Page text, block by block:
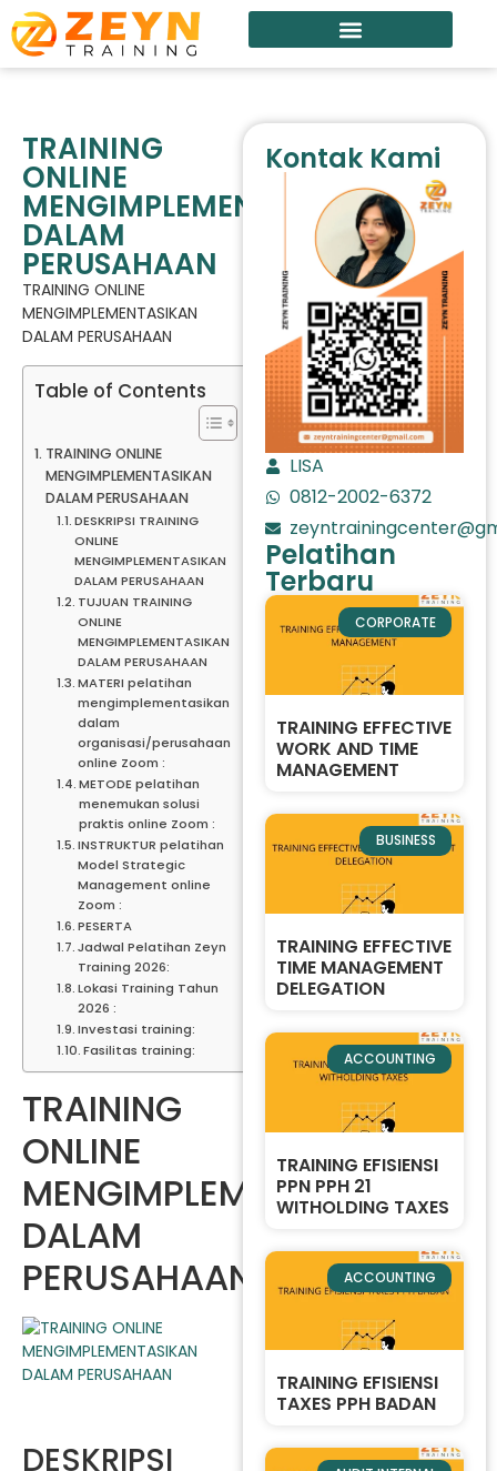
TRAINING
ONLINE
MENGIMPLEMENTASIKAN
DALAM
PERUSAHAAN
TRAINING ONLINE
MENGIMPLEMENTASIKAN
DALAM PERUSAHAAN
Table of Contents
TRAINING ONLINE
MENGIMPLEMENTASIKAN
DALAM PERUSAHAAN
DESKRIPSI TRAINING
ONLINE
MENGIMPLEMENTASIKAN
DALAM PERUSAHAAN
TUJUAN TRAINING
ONLINE
MENGIMPLEMENTASIKAN
DALAM PERUSAHAAN
MATERI pelatihan
mengimplementasikan
dalam
organisasi/perusahaan
online Zoom :
METODE pelatihan
menemukan solusi
praktis online Zoom :
INSTRUKTUR pelatihan
Model Strategic
Management online
Zoom :
PESERTA
Jadwal Pelatihan Zeyn
Training 2026:
Lokasi Training Tahun
2026 :
Investasi training:
Fasilitas training:
TRAINING
ONLINE
MENGIMPLEMENTASIKAN
DALAM
PERUSAHAAN
DESKRIPSI
Kontak Kami
LISA
0812-2002-6372
Pelatihan
Terbaru
CORPORATE
TRAINING EFFECTIVE
WORK AND TIME
MANAGEMENT
BUSINESS
TRAINING EFFECTIVE
TIME MANAGEMENT
DELEGATION
ACCOUNTING
TRAINING EFISIENSI
PPN PPH 21
WITHOLDING TAXES
ACCOUNTING
TRAINING EFISIENSI
TAXES PPH BADAN